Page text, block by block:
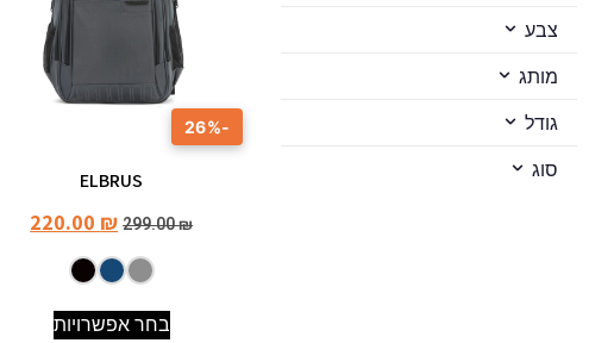
צבע
מותג
גודל
סוג
-26%
ELBRUS
299.00₪
220.00 ₪
בחר אפשרויות